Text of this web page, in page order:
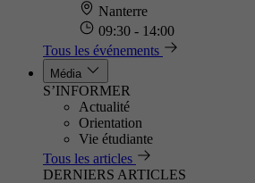
Nanterre
09:30 - 14:00
Tous les événements
Média
S’INFORMER
Actualité
Orientation
Vie étudiante
Tous les articles
DERNIERS ARTICLES